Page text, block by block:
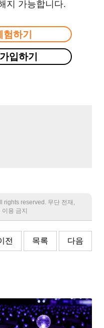
지 가능합니다.
하기
입하기
reserved. 무단 전재,
용 금지
전 목록 다음